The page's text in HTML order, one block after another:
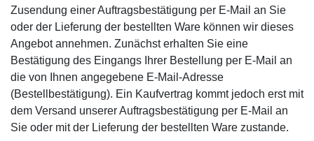
Zusendung einer Auftragsbestätigung per E-Mail an Sie
oder der Lieferung der bestellten Ware können wir dieses
Angebot annehmen. Zunächst erhalten Sie eine
Bestätigung des Eingangs Ihrer Bestellung per E-Mail an
die von Ihnen angegebene E-Mail-Adresse
(Bestellbestätigung). Ein Kaufvertrag kommt jedoch erst mit
dem Versand unserer Auftragsbestätigung per E-Mail an
Sie oder mit der Lieferung der bestellten Ware zustande.